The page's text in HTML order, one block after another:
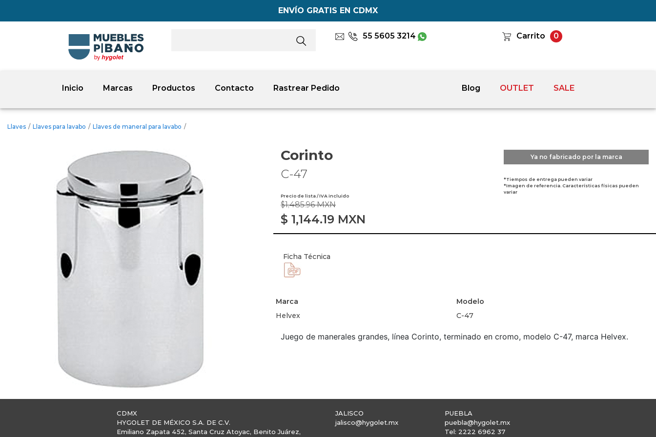
ENVÍO GRATIS EN CDMX
55 5605 3214 Carrito 0
Inicio Marcas Productos Contacto Rastrear Pedido Blog OUTLET SALE
Llaves / Llaves para lavabo / Llaves de maneral para lavabo /
Corinto
C-47
Precio de lista / IVA incluido
$1,485.96 MXN
$ 1,144.19 MXN
Ya no fabricado por la marca
*Tiempos de entrega pueden variar
*Imagen de referencia. Características físicas pueden
variar
Ficha Técnica
Marca
Modelo
Helvex
C-47
Juego de manerales grandes, línea Corinto, terminado en cromo, modelo C-47, marca Helvex.
CDMX
HYGOLET DE MÉXICO S.A. DE C.V.
Emiliano Zapata 452, Santa Cruz Atoyac, Benito Juárez,
JALISCO
jalisco@hygolet.mx
PUEBLA
puebla@hygolet.mx
Tel: 2222 6962 37